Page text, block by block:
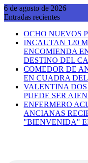
Saltar
al
6 de agosto de 2026
Entradas recientes
OCHO NUEVOS
INCAUTAN 120
ENCOMIENDA
DESTINO DEL
COMEDOR DE
EN CUADRA
VALENTINA
PUEDE SER
ENFERMERO
ANCIANAS
"BIENVENIDA"